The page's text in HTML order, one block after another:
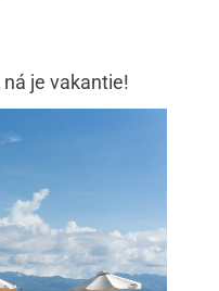
je vakantie!